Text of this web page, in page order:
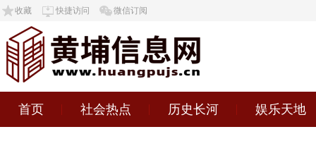
收藏 快捷访问 微信订阅
首页 社会热点 历史长河 娱乐天地